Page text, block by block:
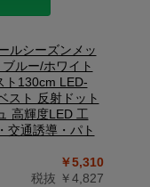
ルシーズンメッ
ルー/ホワイト
ト130cm LED-
スト 反射ドット
高輝度LED 工
交通誘導・パト
￥5,310
税抜 ￥4,827